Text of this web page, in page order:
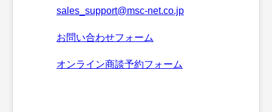
sales_support@msc-net.co.jp
お問い合わせフォーム
オンライン商談予約フォーム